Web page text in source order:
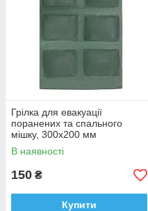
Грілка для евакуації
поранених та спального
мішку, 300х200 мм
В наявності
150 ₴
Купити